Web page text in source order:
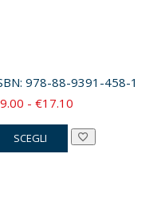
978-88-9391-458-1
9.00 - €17.10Fascia
prezzo:
SCEGLI
Questo
prodotto